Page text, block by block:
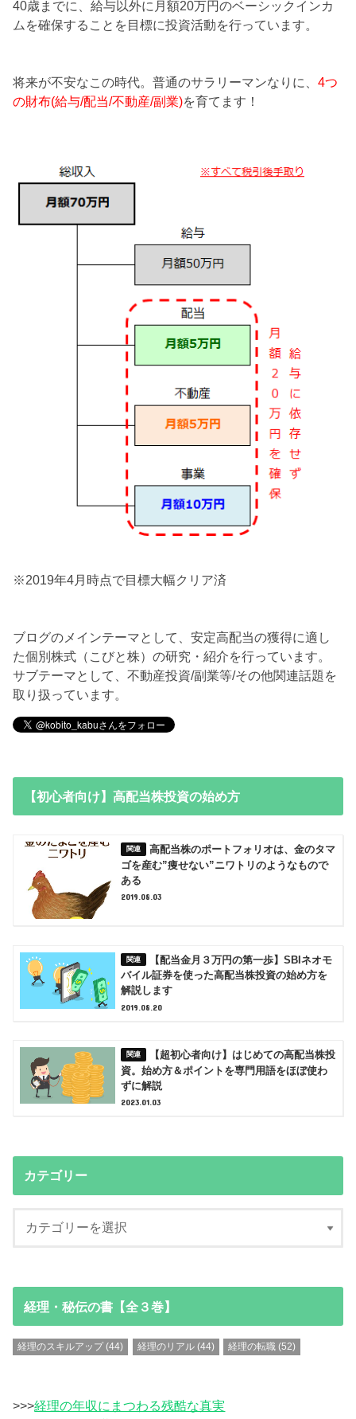
40歳までに、給与以外に月額20万円のベーシックインカ
ムを確保することを目標に投資活動を行っています。
将来が不安なこの時代。普通のサラリーマンなりに、4つ
の財布(給与/配当/不動産/副業)を育てます！
※2019年4月時点で目標大幅クリア済
ブログのメインテーマとして、安定高配当の獲得に適し
た個別株式（こびと株）の研究・紹介を行っています。
サブテーマとして、不動産投資/副業等/その他関連話題を
取り扱っています。
【初心者向け】高配当株投資の始め方
高配当株のポートフォリオは、金のタマ
ゴを産む”痩せない”ニワトリのようなもので
ある
2019.08.03
【配当金月３万円の第一歩】SBIネオモ
バイル証券を使った高配当株投資の始め方を
解説します
2019.08.20
【超初心者向け】はじめての高配当株投
資。始め方＆ポイントを専門用語をほぼ使わ
ずに解説
2023.01.03
カテゴリー
経理・秘伝の書【全３巻】
経理のスキルアップ (44) 経理のリアル(44) 経理の転職(52)
>>>経理の年収にまつわる残酷な真実